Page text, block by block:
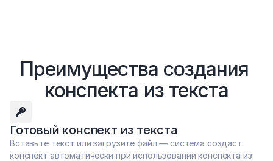
Преимущества создания
конспекта из текста
Готовый конспект из текста
Вставьте текст или загрузите файл — система создаст
конспект автоматически при использовании конспекта из